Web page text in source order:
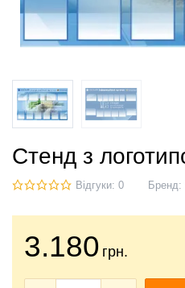
Стенд з
Відгуки: 0 Бренд:
3.180 грн.